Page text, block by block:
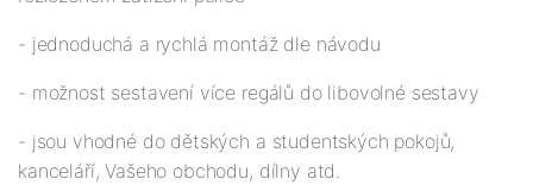
- jednoduchá a rychlá montáž dle návodu
- možnost sestavení více regálů do libovolné sestavy
- jsou vhodné do dětských a studentských pokojů,
kanceláří, Vašeho obchodu, dílny atd.